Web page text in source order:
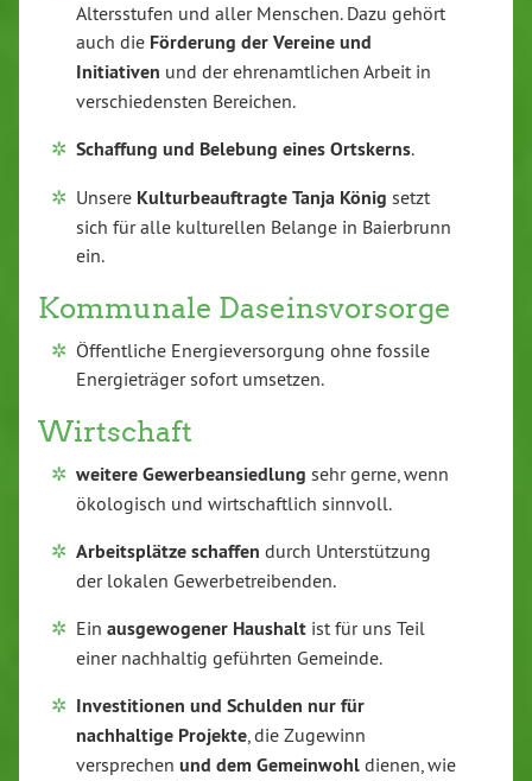
Altersstufen und aller Menschen. Dazu gehört
auch die Förderung der Vereine und
Initiativen und der ehrenamtlichen Arbeit in
verschiedensten Bereichen.
Schaffung und Belebung eines Ortskerns.
Unsere KulturbeauftragteTanja König setzt
sich für alle kulturellen Belange in Baierbrunn
ein.
Kommunale Daseinsvorsorge
Öffentliche Energieversorgung ohne fossile
Energieträger sofort umsetzen.
Wirtschaft
weitere Gewerbeansiedlung sehr gerne, wenn
ökologisch und wirtschaftlich sinnvoll.
Arbeitsplätze schaffen durch Unterstützung
der lokalen Gewerbetreibenden.
Ein ausgewogener Haushalt ist für uns Teil
einer nachhaltig geführten Gemeinde.
Investitionen und Schulden nur für
nachhaltige Projekte, die Zugewinn
versprechen und dem Gemeinwohl dienen, wie